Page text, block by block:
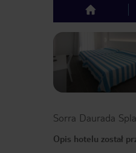
top
Sorra Daurada
Opis hotelu został